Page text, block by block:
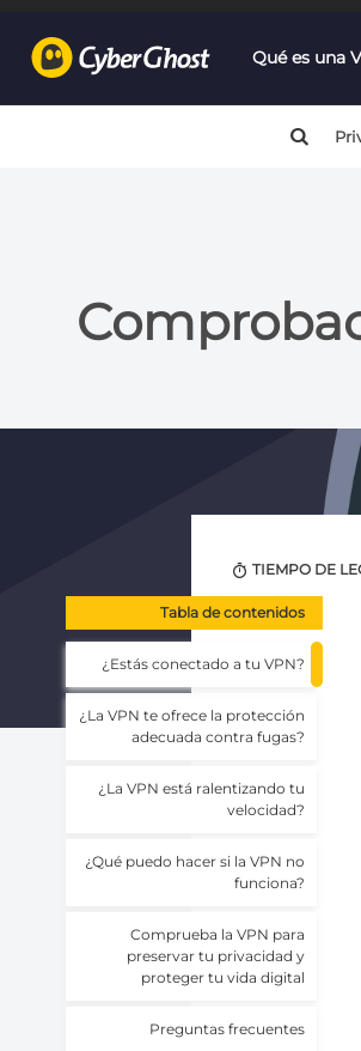
Qué es una
TIEMPO DE
Tabla de contenidos
¿Estás conectado a tu VPN?
¿La VPN te ofrece la protección
adecuada contra fugas?
¿La VPN está ralentizando tu
velocidad?
¿Qué puedo hacer si la VPN no
funciona?
Comprueba la VPN para
preservar tu privacidad y
proteger tu vida digital
Preguntas frecuentes